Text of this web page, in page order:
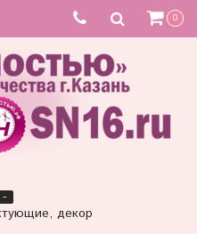
0
-
декор